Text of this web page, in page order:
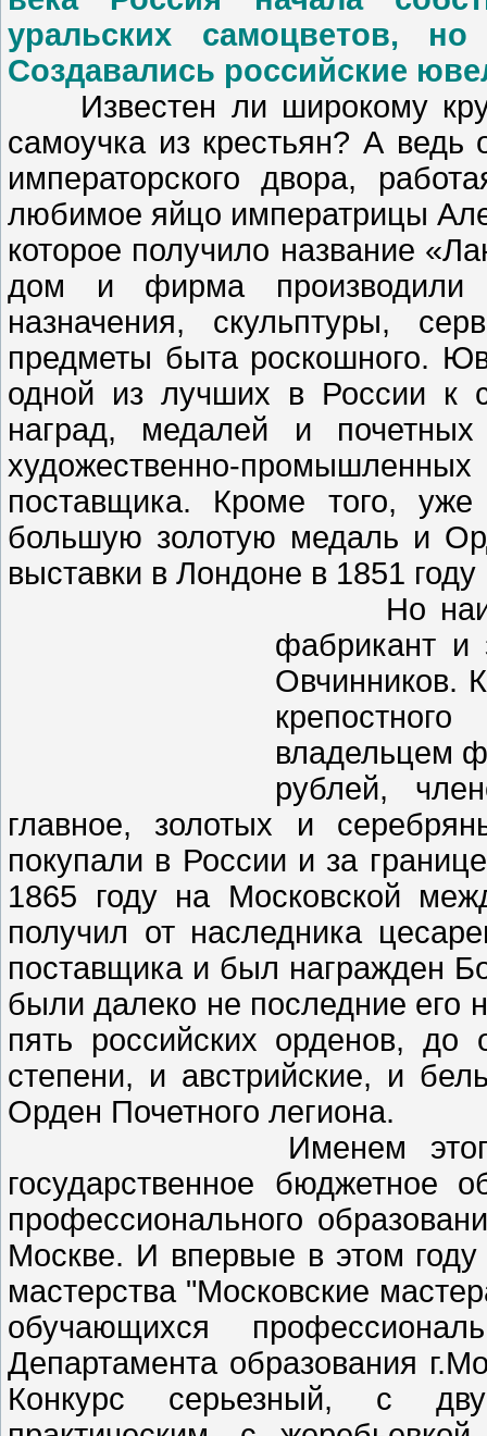
уральских самоцветов,
Создавались российские
Известен ли широкому
самоучка из крестьян? А ведь
императорского двора,
любимое яйцо императрицы
которое получило название
дом и фирма производили
назначения, скульптуры,
предметы быта роскошного.
одной из лучших в России к
наград, медалей и почетных
художественно-
поставщика. Кроме того,
большую золотую медаль и
выставки в Лондоне в 1851
Но
фабрикант и
Овчинников.
владельцем
рублей,
главное, золотых и
покупали в России и за
1865 году на Московской
получил от наследника
поставщика и был награжден
были далеко не последние его
пять российских орденов, до
степени, и австрийские, и
Орден Почетного легиона.
Именем этого
государственное бюджетное
профессионального
Москве. И впервые в этом
мастерства "Московские
обучающихся
Департамента образования
Конкурс серьезный, с